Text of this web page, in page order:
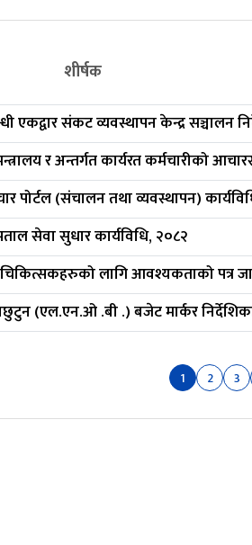
शीर्षक
एकद्वार संकट व्यवस्थापन केन्द्र सञ्चालन
र अन्तर्गत कार्यरत कर्मचारीको
पोर्टल (संचालन तथा व्यवस्थापन)
सेवा सुधार कार्यविधि, २०८२
लागि आवश्यकताको पत्र
(एल.एन.ओ .बी .) बजेट मार्कर
1 2 3